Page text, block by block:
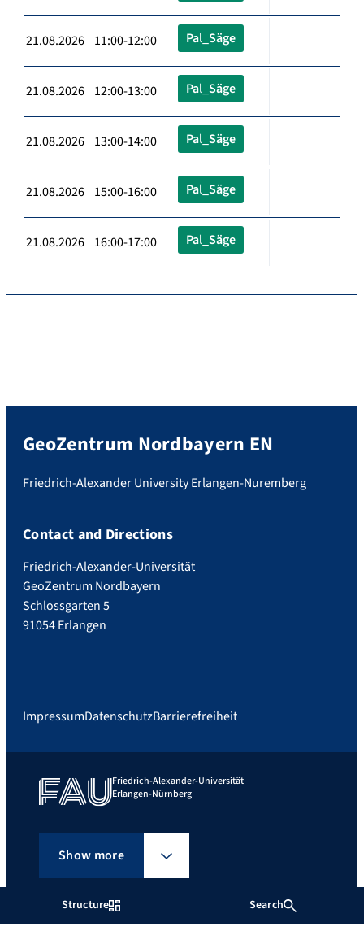
Structure Search
21.08.2026 11:00-12:00 Pal_Säge
21.08.2026 12:00-13:00 Pal_Säge
21.08.2026 13:00-14:00 Pal_Säge
21.08.2026 15:00-16:00 Pal_Säge
21.08.2026 16:00-17:00 Pal_Säge
GeoZentrum Nordbayern EN
Friedrich-Alexander University Erlangen-Nuremberg
Contact and Directions
Friedrich-Alexander-Universität
GeoZentrum Nordbayern
Schlossgarten 5
91054 Erlangen
ImpressumDatenschutzBarrierefreiheit
Friedrich-Alexander-Universität
Erlangen-Nürnberg
Show more